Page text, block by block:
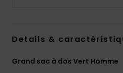
Details &
Grand sac à dos Vert Homme